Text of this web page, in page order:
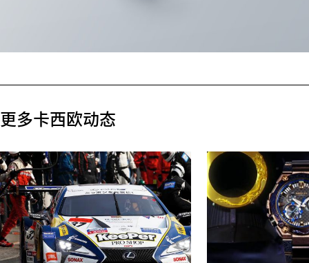
更多卡西欧动态